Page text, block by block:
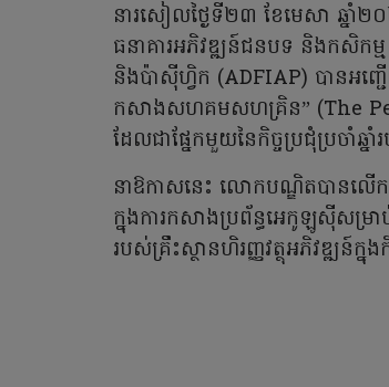
នារសៀលថ្ងៃទី២៣ ខែមេសា ឆ្នាំ
ធនាគារអភិវឌ្ឍន៍ជនបទ និងកសិកម្ម
និងប៉ាស៊ីហ្វិក (ADFIAP) បានអញ្ជើ
កសាងសហគមសហគ្រិន” (The
ដែលជាផ្នែកមួយនៃកិច្ចប្រជុំប្រច
នាឱកាសនេះ លោកបណ្ឌិតបានលើក
ក្នុងការកសាងប្រព័ន្ធអេកូឡូស៊ីសម្
របស់គ្រឹះស្ថានហិរញ្ញវត្ថុអភិវឌ្ឍន៍ក្នុ